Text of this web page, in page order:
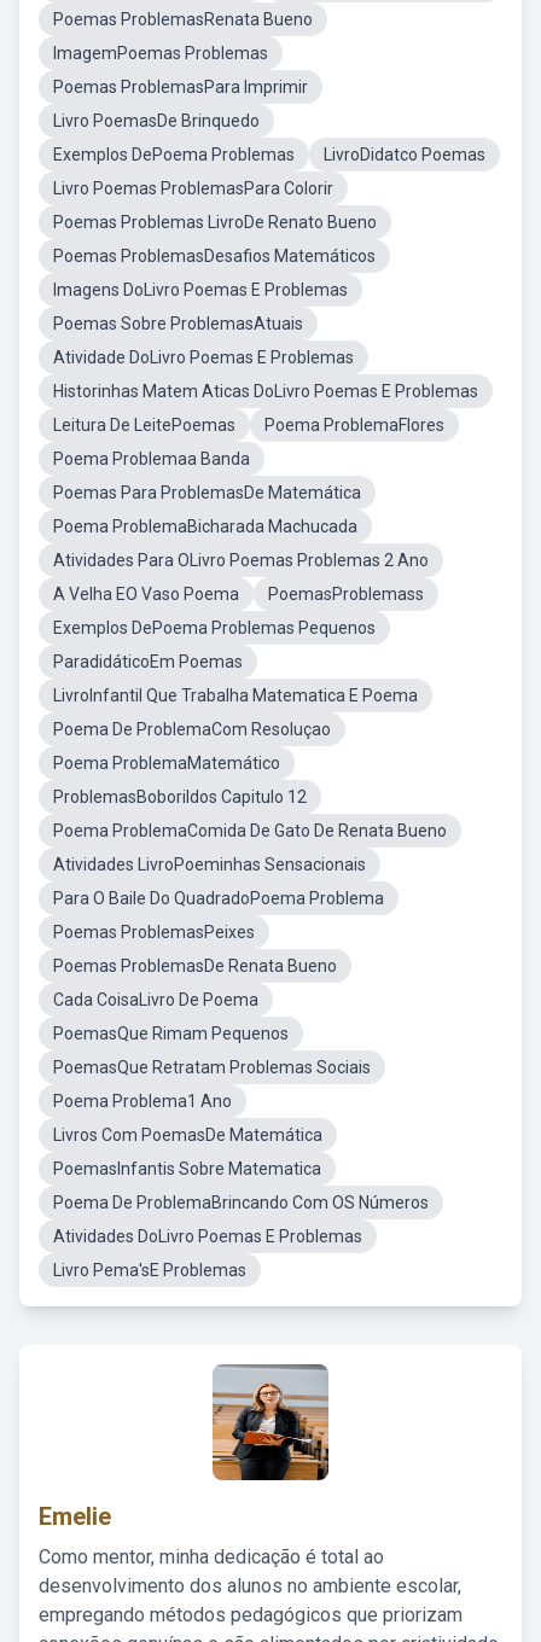
Poemas ProblemasRenata Bueno
ImagemPoemas Problemas
Poemas ProblemasPara Imprimir
Livro PoemasDe Brinquedo
Exemplos DePoema Problemas
LivroDidatco Poemas
Livro Poemas ProblemasPara Colorir
Poemas Problemas LivroDe Renato Bueno
Poemas ProblemasDesafios Matemáticos
Imagens DoLivro Poemas E Problemas
Poemas Sobre ProblemasAtuais
Atividade DoLivro Poemas E Problemas
Historinhas Matem Aticas DoLivro Poemas E Problemas
Leitura De LeitePoemas
Poema ProblemaFlores
Poema Problemaa Banda
Poemas Para ProblemasDe Matemática
Poema ProblemaBicharada Machucada
Atividades Para OLivro Poemas Problemas 2 Ano
A Velha EO Vaso Poema
PoemasProblemass
Exemplos DePoema Problemas Pequenos
ParadidáticoEm Poemas
LivroInfantil Que Trabalha Matematica E Poema
Poema De ProblemaCom Resoluçao
Poema ProblemaMatemático
ProblemasBoborildos Capitulo 12
Poema ProblemaComida De Gato De Renata Bueno
Atividades LivroPoeminhas Sensacionais
Para O Baile Do QuadradoPoema Problema
Poemas ProblemasPeixes
Poemas ProblemasDe Renata Bueno
Cada CoisaLivro De Poema
PoemasQue Rimam Pequenos
PoemasQue Retratam Problemas Sociais
Poema Problema1 Ano
Livros Com PoemasDe Matemática
PoemasInfantis Sobre Matematica
Poema De ProblemaBrincando Com OS Números
Atividades DoLivro Poemas E Problemas
Livro Pema'sE Problemas
Emelie
Como mentor, minha dedicação é total ao
desenvolvimento dos alunos no ambiente escolar,
empregando métodos pedagógicos que priorizam